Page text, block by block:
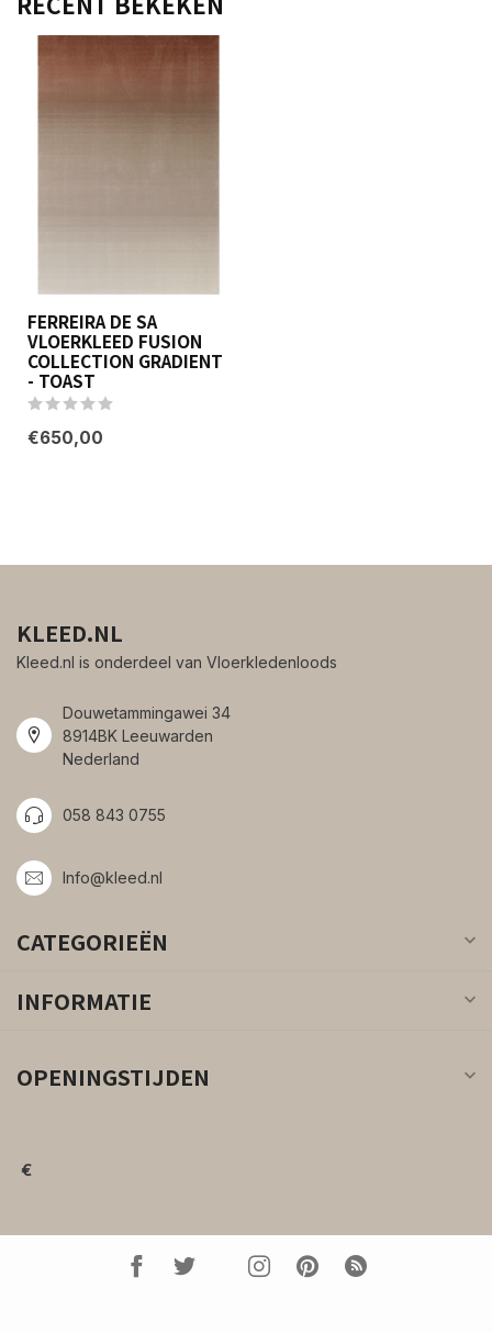
FERREIRA DE SA
VLOERKLEED FUSION
COLLECTION GRADIENT
- TOAST
€650,00
KLEED.NL
Kleed.nl is onderdeel van Vloerkledenloods
Douwetammingawei 34
8914BK Leeuwarden
Nederland
058 843 0755
Info@kleed.nl
CATEGORIEËN
INFORMATIE
OPENINGSTIJDEN
€